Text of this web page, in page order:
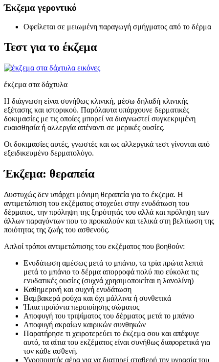
Έκζεμα γεροντικό
Οφείλεται σε μειωμένη παραγωγή σμήγματος από το δέρμα
Τεστ για το έκζεμα
έκζεμα στα δάχτυλα
Η διάγνωση είναι συνήθως κλινική, μέσω δηλαδή κλινικής
εξέτασης και ιστορικού. Παρόλαυτα υπάρχουνε δερματικές
δοκιμασίες με τις οποίες μπορεί να διαγνωστεί συγκεκριμένη
ευαισθησία ή αλλεργία απέναντι σε μερικές ουσίες.
Οι δοκιμασίες αυτές, γνωστές και ως αλλεργικά τεστ γίνονται από
εξειδικευμένο δερματολόγο.
Έκζεμα: θεραπεία
Δυστυχώς δεν υπάρχει μόνιμη θεραπεία για το έκζεμα. Η
αντιμετώπιση του εκζέματος στοχεύει στην ενυδάτωση του
δέρματος, την πρόληψη της ξηρότητάς του αλλά και πρόληψη των
άλλων παραγόντων που το προκαλούν και τελικά στη βελτίωση της
ποιότητας της ζωής του ασθενούς.
Απλοί τρόποι αντιμετώπισης του εκζέματος που βοηθούν:
Ενυδάτωση αμέσως μετά το μπάνιο, τα τρία πρώτα λεπτά
μετά το μπάνιο το δέρμα απορροφά πολύ πιο εύκολα τις
ενυδατικές ουσίες (συχνά χρησιμοποιείται η λανολίνη)
Καθημερινή και συχνή ενυδάτωση
Βαμβακερά ρούχα και όχι μάλλινα ή συνθετικά
Ήπια προϊόντα περιποίησης σώματος
Αποφυγή του τριψίματος του δέρματος μετά το μπάνιο
Αποφυγή ακραίων καιρικών συνθηκών
Παρατήρησε τι χειροτερεύει το έκζεμα σου και απέφυγε
αυτό, τα αίτια του εκζέματος είναι συνήθως διαφορετικά για
τον κάθε ασθενή.
Υγροποιητής αέρα για να διατηρεί σταθερή την υγρασία του